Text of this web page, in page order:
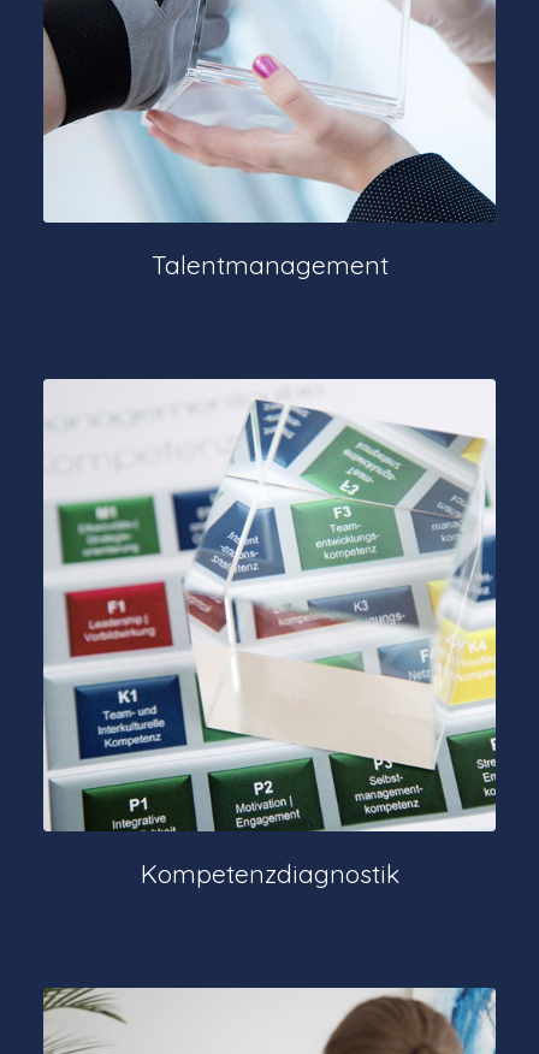
Talentmanagement
Kompetenzdiagnostik